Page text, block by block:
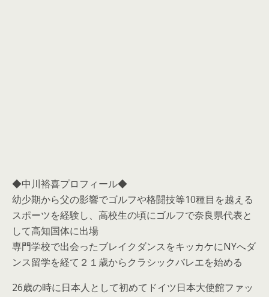
◆中川裕喜プロフィール◆
幼少期から父の影響でゴルフや格闘技等10種目を越える
スポーツを経験し、高校生の頃にゴルフで奈良県代表と
して高知国体に出場
専門学校で出会ったブレイクダンスをキッカケにNYへダ
ンス留学を経て２１歳からクラシックバレエを始める
26歳の時に日本人として初めてドイツ日本大使館ファッ